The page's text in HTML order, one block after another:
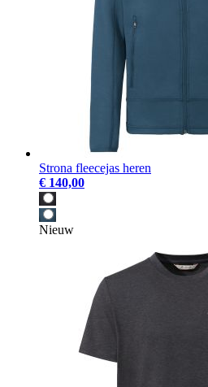
Strona fleecejas heren
€ 140,00
Nieuw